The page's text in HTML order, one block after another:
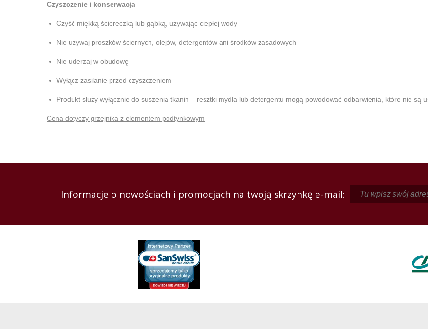
Czyszczenie i konserwacja
Czyść miękką ściereczką lub gąbką, używając ciepłej wody
Nie używaj proszków ściernych, olejów, detergentów ani środków zasadowych
Nie uderzaj w obudowę
Wyłącz zasilanie przed czyszczeniem
Produkt służy wyłącznie do suszenia tkanin – resztki mydła lub detergentu mogą powodować odbarwienia, które nie są
Cena dotyczy grzejnika z elementem podtynkowym
Informacje o nowościach i promocjach na twoją skrzynkę e-mail: